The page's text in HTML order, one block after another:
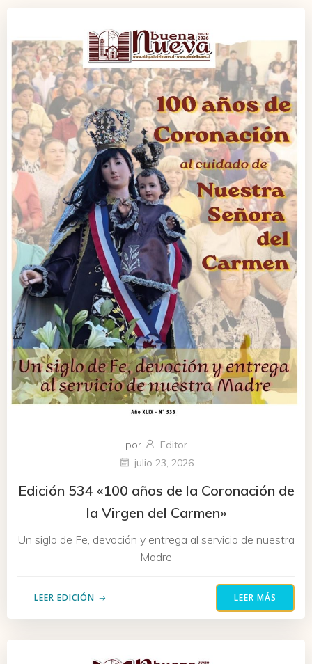
por
Editor
julio 23, 2026
Edición 534 «100 años de la Coronación de
la Virgen del Carmen»
Un siglo de Fe, devoción y entrega al servicio de nuestra
Madre
LEER EDICIÓN LEER MÁS